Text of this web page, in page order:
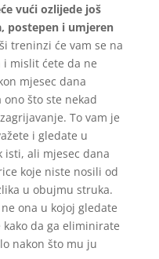
vući ozlijede još
postepen i umjeren
treninzi će vam se na
mislit ćete da ne
mjesec dana
što ste nekad
To vam je
i gledate u
ali mjesec dana
koje niste nosili od
u obujmu struka.
ona u kojoj gledate
da ga eliminirate
nakon što mu ju